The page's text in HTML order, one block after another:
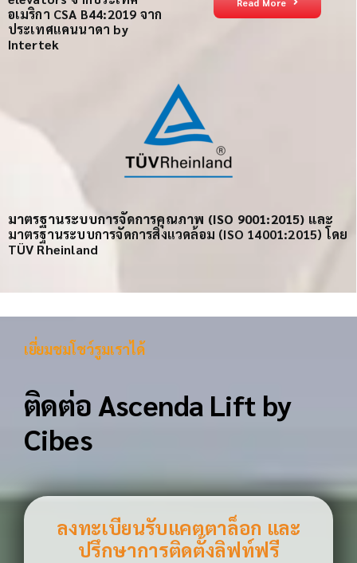
อเมริกา CSA B44:2019 จาก
ประเทศแคนนาดา by
Intertek
Read More
มาตรฐานระบบการจัดการคุณภาพ (ISO 9001:2015) และ
มาตรฐานระบบการจัดการสิ่งแวดล้อม (ISO 14001:2015) โดย
TÜV Rheinland
เยี่ยมชมโชว์รูมเราได้
ติดต่อ Ascenda Lift by
Cibes
ลงทะเบียนรับแคตตาล็อก และ
ปรึกษาการติดตั้งลิฟท์ฟรี